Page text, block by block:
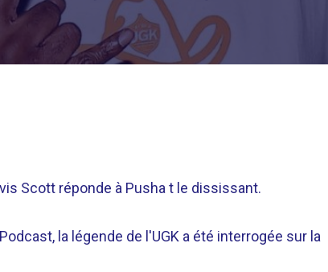
Scott réponde à Pusha t le dississant.
la légende de l'UGK a été interrogée sur la